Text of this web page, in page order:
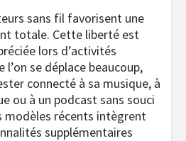
sans fil favorisent une
totale. Cette liberté est
lors d’activités
l’on se déplace beaucoup,
connecté à sa musique, à
ou à un podcast sans souci
modèles récents intègrent
supplémentaires